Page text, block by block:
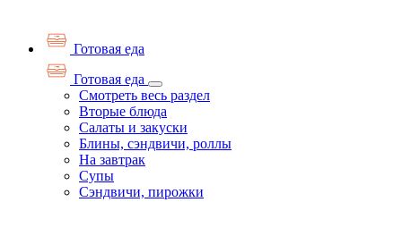
Готовая еда
Готовая еда
Смотреть весь раздел
Вторые блюда
Салаты и закуски
Блины, сэндвичи, роллы
На завтрак
Супы
Сэндвичи, пирожки